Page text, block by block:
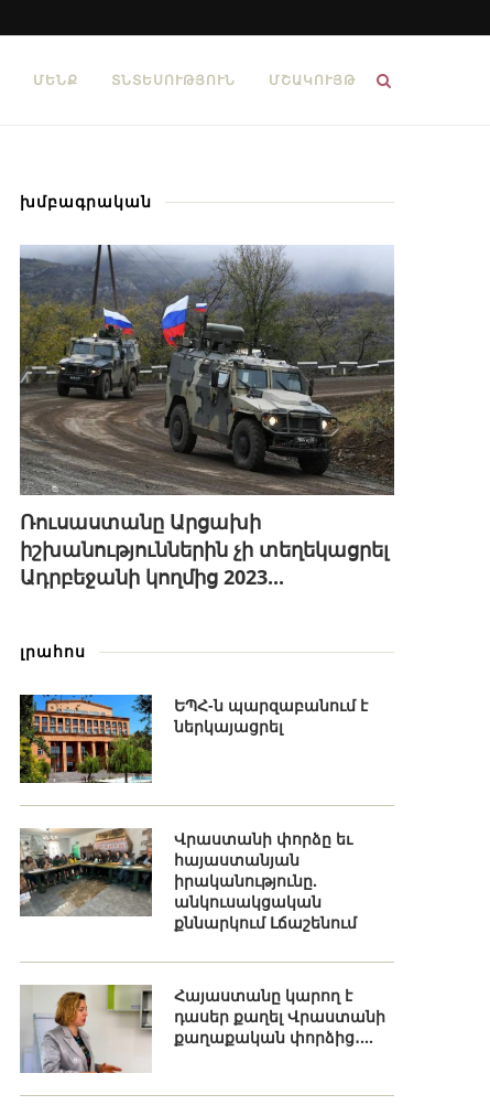
ՄԵՆՔ ՏՆՏԵՍՈՒԹՅՈՒՆ ՄՇԱԿՈՒՅԹ
խմբագրական
Ռուսաստանը Արցախի
իշխանություններին չի տեղեկացրել
Ադրբեջանի կողմից 2023...
լրահոս
ԵՊՀ-ն պարզաբանում է
ներկայացրել
Վրաստանի փորձը եւ
հայաստանյան
իրականությունը.
անկուսակցական
քննարկում Լճաշենում
Հայաստանը կարող է
դասեր քաղել Վրաստանի
քաղաքական փորձից․...